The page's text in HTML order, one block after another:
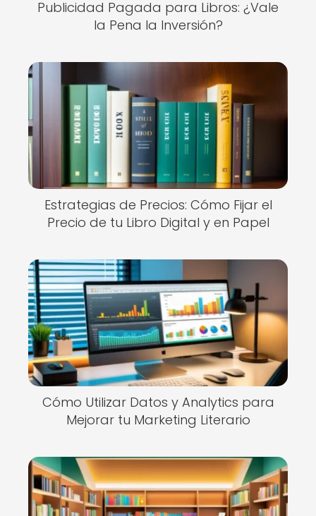
Publicidad Pagada para Libros: ¿Vale
la Pena la Inversión?
Estrategias de Precios: Cómo Fijar el
Precio de tu Libro Digital y en Papel
Cómo Utilizar Datos y Analytics para
Mejorar tu Marketing Literario